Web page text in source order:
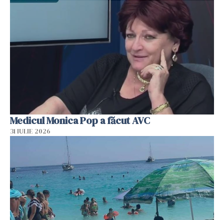
Medicul Monica Pop a făcut AVC
31 IULIE 2026